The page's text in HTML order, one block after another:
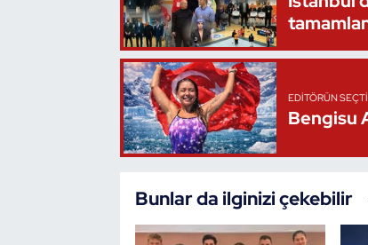
EDITÖRÜN
Bengisu
Bunlar da ilginizi çekebilir
Wushu Kungfu